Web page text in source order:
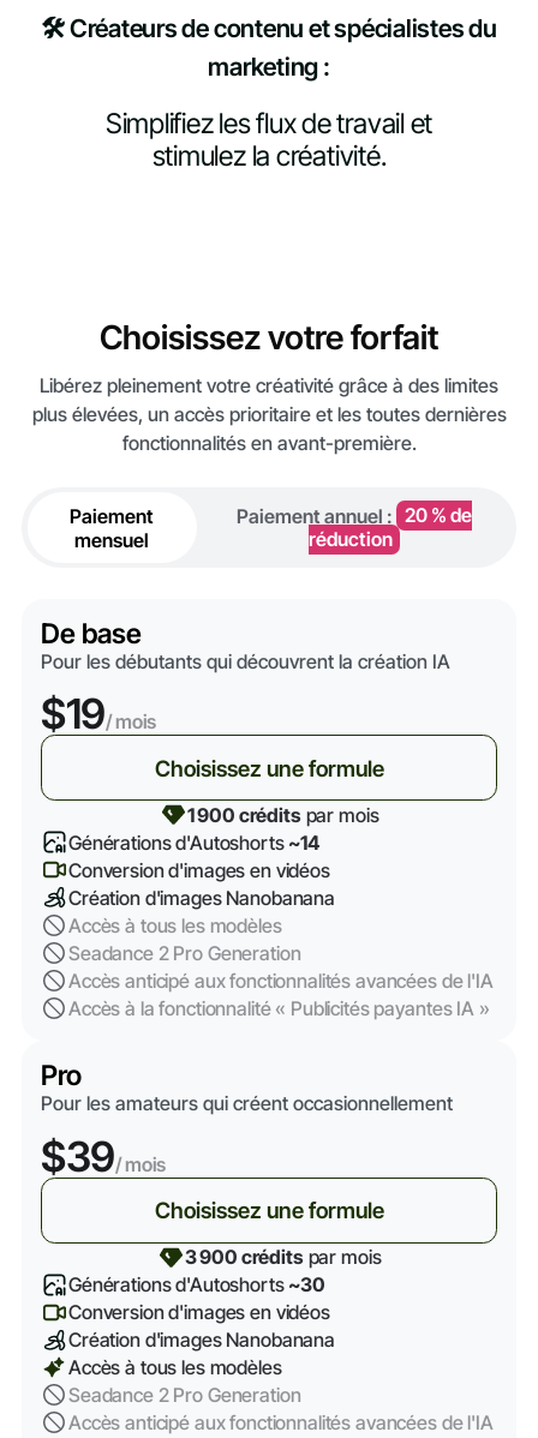
🛠️ Créateurs de contenu et spécialistes du
marketing :
Simplifiez les flux de travail et
stimulez la créativité.
Choisissez votre forfait
Libérez pleinement votre créativité grâce à des limites
plus élevées, un accès prioritaire et les toutes dernières
fonctionnalités en avant-première.
Paiement
mensuel
Paiement annuel : 20 % de
réduction
De base
Pour les débutants qui découvrent la création IA
$19/ mois
Choisissez une formule
1 900 créditspar mois
Générations d'Autoshorts ~14
Conversion d'images en vidéos
Création d'images Nanobanana
Accès à tous les modèles
Seadance 2 Pro Generation
Accès anticipé aux fonctionnalités avancées de l'IA
Accès à la fonctionnalité « Publicités payantes IA »
Pro
Pour les amateurs qui créent occasionnellement
$39/ mois
Choisissez une formule
3 900 créditspar mois
Générations d'Autoshorts ~30
Conversion d'images en vidéos
Création d'images Nanobanana
Accès à tous les modèles
Seadance 2 Pro Generation
Accès anticipé aux fonctionnalités avancées de l'IA